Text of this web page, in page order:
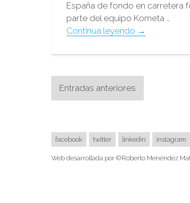
España de fondo en carretera
parte del equipo Kometa …
Continua leyendo "Edu
será
→
Navegación
entradas
Entradas anteriores
facebook twitter linkedin instagram
Web desarrollada por ©Roberto Menéndez